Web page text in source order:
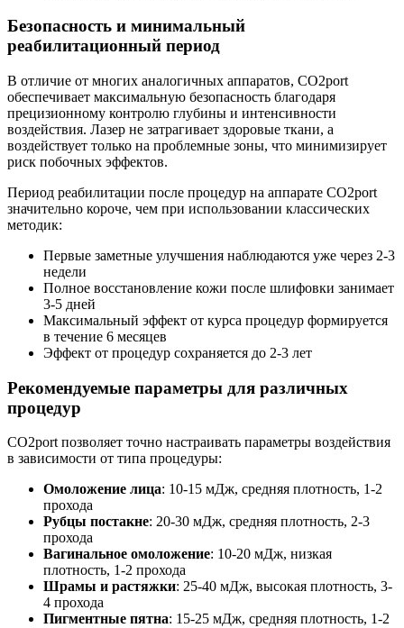
Безопасность и минимальный
реабилитационный период
В отличие от многих аналогичных аппаратов, CO2port
обеспечивает максимальную безопасность благодаря
прецизионному контролю глубины и интенсивности
воздействия. Лазер не затрагивает здоровые ткани, а
воздействует только на проблемные зоны, что минимизирует
риск побочных эффектов.
Период реабилитации после процедур на аппарате CO2port
значительно короче, чем при использовании классических
методик:
Первые заметные улучшения наблюдаются уже через 2-3
недели
Полное восстановление кожи после шлифовки занимает
3-5 дней
Максимальный эффект от курса процедур формируется
в течение 6 месяцев
Эффект от процедур сохраняется до 2-3 лет
Рекомендуемые параметры для различных
процедур
CO2port позволяет точно настраивать параметры воздействия
в зависимости от типа процедуры:
Омоложение лица: 10-15 мДж, средняя плотность, 1-2
прохода
Рубцы постакне: 20-30 мДж, средняя плотность, 2-3
прохода
Вагинальное омоложение: 10-20 мДж, низкая
плотность, 1-2 прохода
Шрамы и растяжки: 25-40 мДж, высокая плотность, 3-
4 прохода
Пигментные пятна: 15-25 мДж, средняя плотность, 1-2